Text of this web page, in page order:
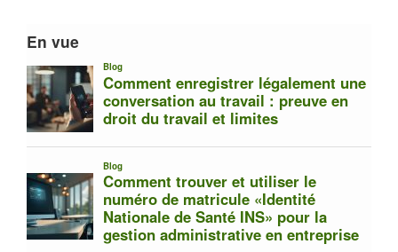
En vue